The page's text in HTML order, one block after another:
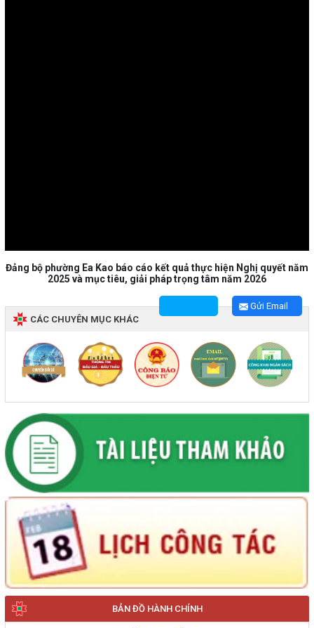
BẢN ĐỒ HÀNH CHÍNH
Đảng bộ phường Ea Kao báo cáo kết quả thực hiện Nghị quyết năm
2025 và mục tiêu, giải pháp trọng tâm năm 2026
Gửi Email
CÁC CHUYÊN MỤC KHÁC